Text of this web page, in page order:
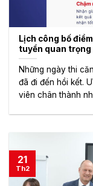
Lịch công bố
tuyển quan trọng
Những ngày thi
đã đi đến hồi kết.
viên chân thành
21
Th2